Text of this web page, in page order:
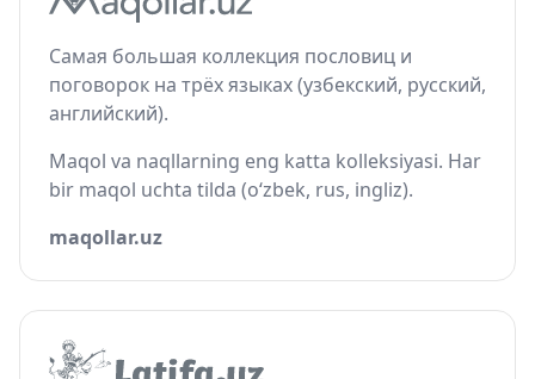
Самая большая коллекция пословиц и
поговорок на трёх языках (узбекский, русский,
английский).
Maqol va naqllarning eng katta kolleksiyasi. Har
bir maqol uchta tilda (o‘zbek, rus, ingliz).
maqollar.uz